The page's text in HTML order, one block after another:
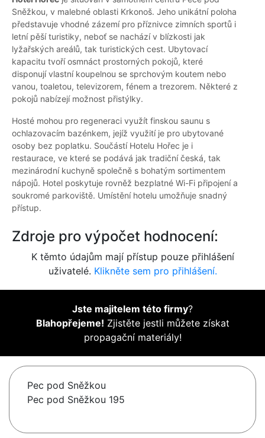
Sněžkou, v malebné oblasti Krkonoš. Jeho unikátní poloha
představuje vhodné zázemí pro příznivce zimních sportů i
letní pěší turistiky, neboť se nachází v blízkosti jak
lyžařských areálů, tak turistických cest. Ubytovací
kapacitu tvoří osmnáct prostorných pokojů, které
disponují vlastní koupelnou se sprchovým koutem nebo
vanou, toaletou, televizorem, fénem a trezorem. Některé z
pokojů nabízejí možnost přistýlky.
Hosté mohou pro regeneraci využít finskou saunu s
ochlazovacím bazénkem, jejíž využití je pro ubytované
osoby bez poplatku. Součástí Hotelu Hořec je i
restaurace, ve které se podává jak tradiční česká, tak
mezinárodní kuchyně společně s bohatým sortimentem
nápojů. Hotel poskytuje rovněž bezplatné Wi-Fi připojení a
soukromé parkoviště. Umístění hotelu umožňuje snadný
přístup.
Zdroje pro výpočet hodnocení:
K těmto údajům mají přístup pouze přihlášení
uživatelé. Klikněte sem pro přihlášení.
Jste majitelem této firmy?
Blahopřejeme! Zjistěte jestli můžete získat
propagační materiály!
Pec pod Sněžkou
Pec pod Sněžkou 195